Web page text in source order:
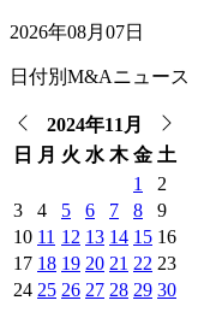
2026年08月07日
日付別M&Aニュース
2024年11月
日
月 火 水 木 金 土
1
2
3
4 5 6 7 8
9
10 11 12 13 14 15 16
17 18 19 20 21 22 23
24 25 26 27 28 29 30